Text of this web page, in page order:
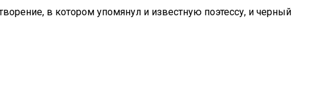
в котором упомянул и известную поэтессу, и черный